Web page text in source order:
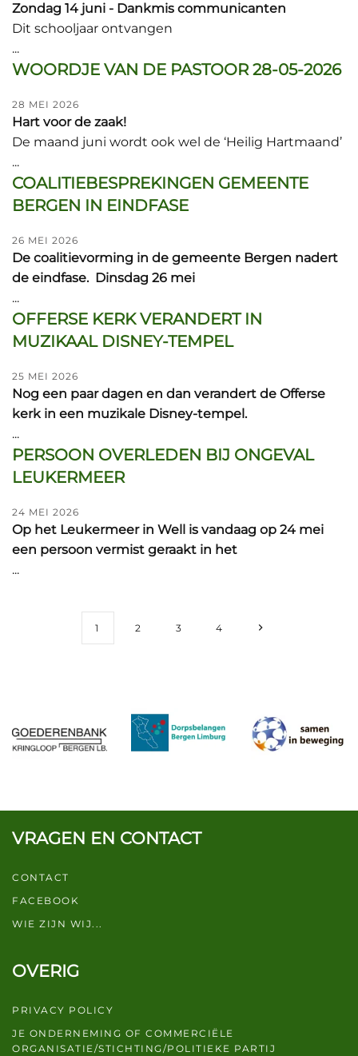
Zondag 14 juni - Dankmis communicanten
Dit schooljaar ontvangen
...
WOORDJE VAN DE PASTOOR 28-05-2026
28 MEI 2026
Hart voor de zaak!
De maand juni wordt ook wel de ‘Heilig Hartmaand’
...
COALITIEBESPREKINGEN GEMEENTE
BERGEN IN EINDFASE
26 MEI 2026
De coalitievorming in de gemeente Bergen nadert
de eindfase. Dinsdag 26 mei
...
OFFERSE KERK VERANDERT IN
MUZIKAAL DISNEY-TEMPEL
25 MEI 2026
Nog een paar dagen en dan verandert de Offerse
kerk in een muzikale Disney-tempel.
...
PERSOON OVERLEDEN BIJ ONGEVAL
LEUKERMEER
24 MEI 2026
Op het Leukermeer in Well is vandaag op 24 mei
een persoon vermist geraakt in het
...
1 2 3 4
VRAGEN EN CONTACT
CONTACT
FACEBOOK
WIE ZIJN WIJ...
OVERIG
PRIVACY POLICY
JE ONDERNEMING OF COMMERCIËLE
ORGANISATIE/STICHTING/POLITIEKE PARTIJ